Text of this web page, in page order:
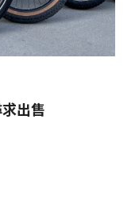
出售